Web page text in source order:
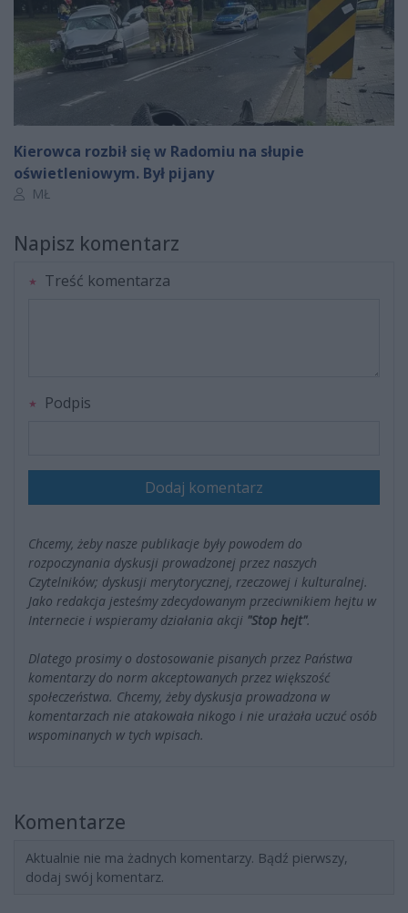
Kierowca rozbił się w Radomiu na słupie
oświetleniowym. Był pijany
Autor artykułu:
MŁ
Napisz komentarz
Treść komentarza
Podpis
Dodaj komentarz
Chcemy, żeby nasze publikacje były powodem do
rozpoczynania dyskusji prowadzonej przez naszych
Czytelników; dyskusji merytorycznej, rzeczowej i kulturalnej.
Jako redakcja jesteśmy zdecydowanym przeciwnikiem hejtu w
Internecie i wspieramy działania akcji "Stop hejt".
Dlatego prosimy o dostosowanie pisanych przez Państwa
komentarzy do norm akceptowanych przez większość
społeczeństwa. Chcemy, żeby dyskusja prowadzona w
komentarzach nie atakowała nikogo i nie urażała uczuć osób
wspominanych w tych wpisach.
Komentarze
Aktualnie nie ma żadnych komentarzy. Bądź pierwszy,
dodaj swój komentarz.